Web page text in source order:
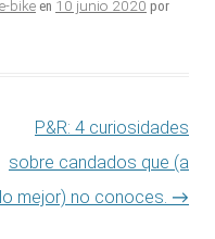
bike en 10 junio 2020 por
P&R: 4 curiosidades
sobre candados que (a
lo mejor) no conoces. →